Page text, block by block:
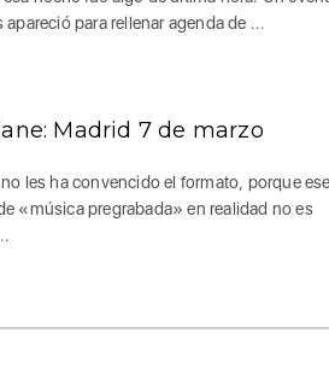
apareció para rellenar agenda de ...
Madrid 7 de marzo
les ha convencido el formato, porque ese
«música pregrabada» en realidad no es